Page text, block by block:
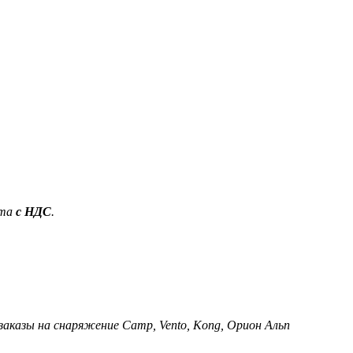
с НДС.
на снаряжение Camp, Vento, Kong, Орион Альп